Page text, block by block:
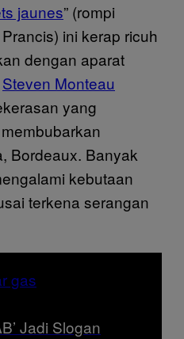
jaunes” (rompi
ini kerap ricuh
dengan aparat
Steven Monteau
yang
Bordeaux. Banyak
kebutaan
terkena serangan
Jadi Slogan